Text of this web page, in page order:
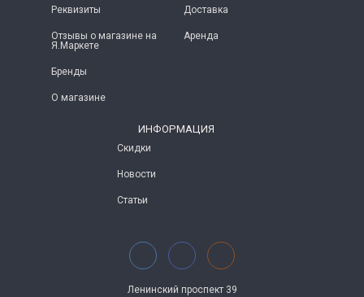
Реквизиты
Отзывы о магазине на
Я.Маркете
Бренды
О магазине
Доставка
Аренда
ИНФОРМАЦИЯ
Скидки
Новости
Статьи
Ленинский проспект 39